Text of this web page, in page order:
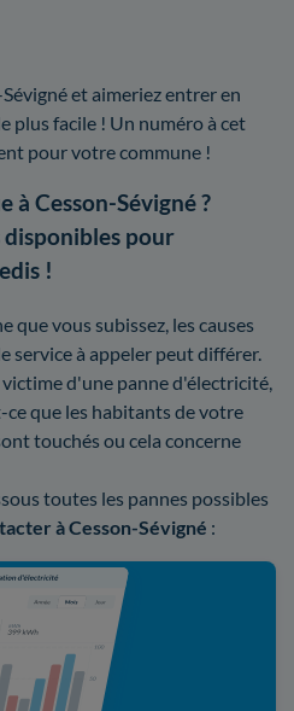
et aimeriez entrer en
plus facile ! Un numéro à cet
pour votre commune !
à Cesson-Sévigné ?
disponibles pour
!
que vous subissez, les causes
service à appeler peut différer.
d'une panne d'électricité,
que les habitants de votre
touchés ou cela concerne
toutes les pannes possibles
à Cesson-Sévigné :